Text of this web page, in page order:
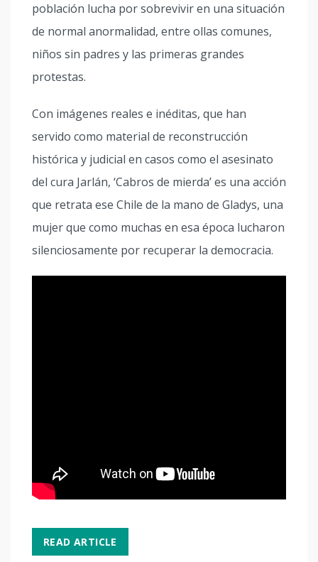
población lucha por sobrevivir en una situación
de normal anormalidad, entre ollas comunes,
niños sin padres y las primeras grandes
protestas.
Con imágenes reales e inéditas, que han
servido como material de reconstrucción
histórica y judicial en casos como el asesinato
del cura Jarlán, ‘Cabros de mierda’ es una acción
que retrata ese Chile de la mano de Gladys, una
mujer que como muchas en esa época lucharon
silenciosamente por recuperar la democracia.
READ ARTICLE